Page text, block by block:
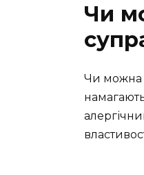
Чи
Чи можна